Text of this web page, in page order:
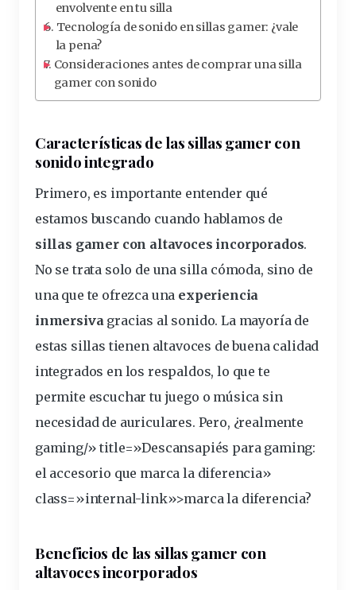
envolvente en tu silla
Tecnología de sonido en sillas gamer: ¿vale
la pena?
Consideraciones antes de comprar una silla
gamer con sonido
Características delas sillas gamercon
sonidointegrado
Primero, es importante entender qué
estamos buscando cuando hablamos de
sillas gamer con altavoces incorporados.
No se trata solo de una silla cómoda, sino de
una que te ofrezca una experiencia
inmersivagracias al sonido. La mayoría de
estas sillas tienen altavoces de buena calidad
integrados en los respaldos, lo que te
permite escuchar tu juego o música sin
necesidad de auriculares. Pero, ¿realmente
gaming/» title=»Descansapiés para gaming:
el accesorio que marca la diferencia»
class=»internal-link»>marca la diferencia?
Beneficios de las sillas gamer con
altavoces incorporados